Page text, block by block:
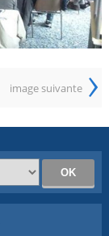
image suivante ›